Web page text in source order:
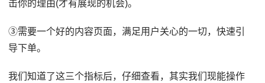
击你的理由(才有展现的机会)。
③需要一个好的内容页面，满足用户关心的一切，快速引
导下单。
我们知道了这三个指标后，仔细查看，其实我们现能操作